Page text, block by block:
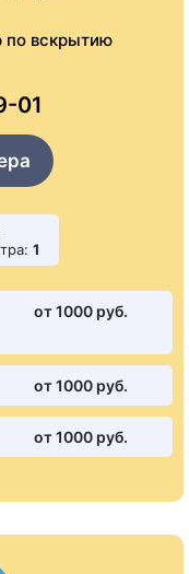
по вскрытию
01
1
от 1000 pуб.
от 1000 pуб.
от 1000 pуб.